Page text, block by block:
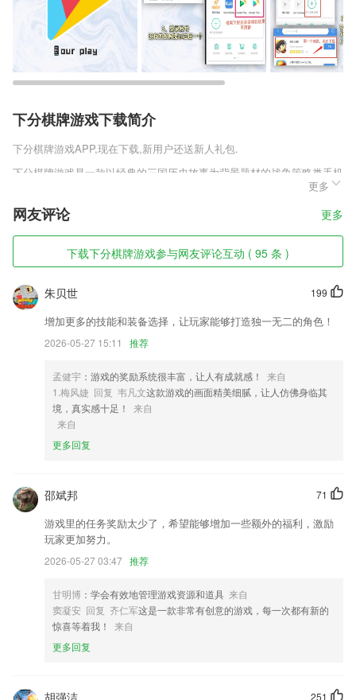
下分棋牌游戏下载简介
下分棋牌游戏APP,现在下载,新用户还送新人礼包.
下分棋牌游戏是一款以经典的三国历史故事为背景题材的战争策略类手机
游戏，经典的三国历史，熟悉的关羽、张飞、曹操等众多三国历史名将，
玩家都可以通过游戏将他们收集起来，打造一支全新的三国阵容，发挥自
己极致超强的战斗实力，去征服四方玩家，画面热血的对战场景等你来体
验，对这款龙枪首发版v1.0.1游戏感兴趣的玩家千万不要错过!快来趣趣
手游网下载吧。
1,坚持用心服务于客户,为客户提供优质信息共享
2,班级设置
3,根据你的实际情况，为你进行在线的课程推荐，让你学习更轻松；
4,支持 104 种语言的语音转写，与您设备的语言设置无关。
5,极速传输
6,识别历史
下分棋牌游戏软件优势
2.优质线上课堂，每天都有不错的直播视频课程分享给你。
3.损伤、疾病和病理的描述
4.轻轻松松就能快速的布置作业，提升了老师的工作效率。
5.根据学生个性特点、学科需求定制个性化辅导计划
6.针对教学清晰知识点
下分棋牌游戏更新了什么?
优化用户体验,体验更流畅!
全新互联网宠物店骑手办公AP
更多
网友评论 更多
下载下分棋牌游戏参与网友评论互动 ( 95 条 )
199
朱贝世
增加更多的技能和装备选择，让玩家能够打造独一无二的角色！
2026-05-27 15:11 推荐
孟健宇 ：游戏的奖励系统很丰富，让人有成就感！
来自
1.梅风婕 回复 韦凡文这款游戏的画面精美细腻，让人仿佛身临其
境，真实感十足！
来自
来自
更多回复
71
邵斌邦
游戏里的任务奖励太少了，希望能够增加一些额外的福利，激励
玩家更加努力。
2026-05-27 03:47 推荐
甘明博 ：学会有效地管理游戏资源和道具 来自
窦凝安 回复 齐仁军这是一款非常有创意的游戏，每一次都有新的
惊喜等着我！
来自
更多回复
251
胡强洁